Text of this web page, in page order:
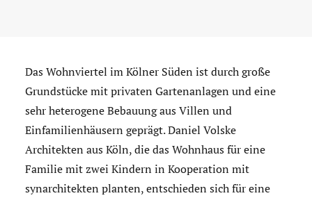
Das Wohnviertel im Kölner Süden ist durch große
Grundstücke mit privaten Gartenanlagen und eine
sehr heterogene Bebauung aus Villen und
Einfamilienhäusern geprägt. Daniel Volske
Architekten aus Köln, die das Wohnhaus für eine
Familie mit zwei Kindern in Kooperation mit
synarchitekten planten, entschieden sich für eine